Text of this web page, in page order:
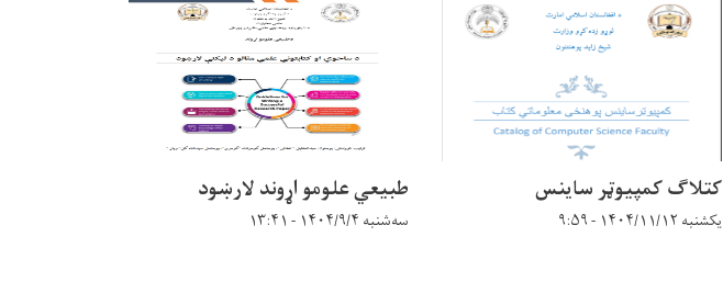
کتلاګ کمپيوټر ساينس
یکشنبه ۱۴۰۴/۱۱/۱۲ - ۹:۵۹
طبیعي علومو اړوند لارښود
سه‌شنبه ۱۴۰۴/۹/۴ - ۱۳:۴۱